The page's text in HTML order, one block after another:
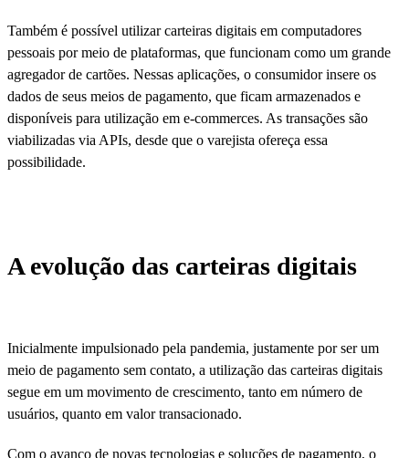
Também é possível utilizar carteiras digitais em computadores
pessoais por meio de plataformas, que funcionam como um grande
agregador de cartões. Nessas aplicações, o consumidor insere os
dados de seus meios de pagamento, que ficam armazenados e
disponíveis para utilização em e-commerces. As transações são
viabilizadas via APIs, desde que o varejista ofereça essa
possibilidade.
A evolução das carteiras digitais
Inicialmente impulsionado pela pandemia, justamente por ser um
meio de pagamento sem contato, a utilização das carteiras digitais
segue em um movimento de crescimento, tanto em número de
usuários, quanto em valor transacionado.
Com o avanço de novas tecnologias e soluções de pagamento, o